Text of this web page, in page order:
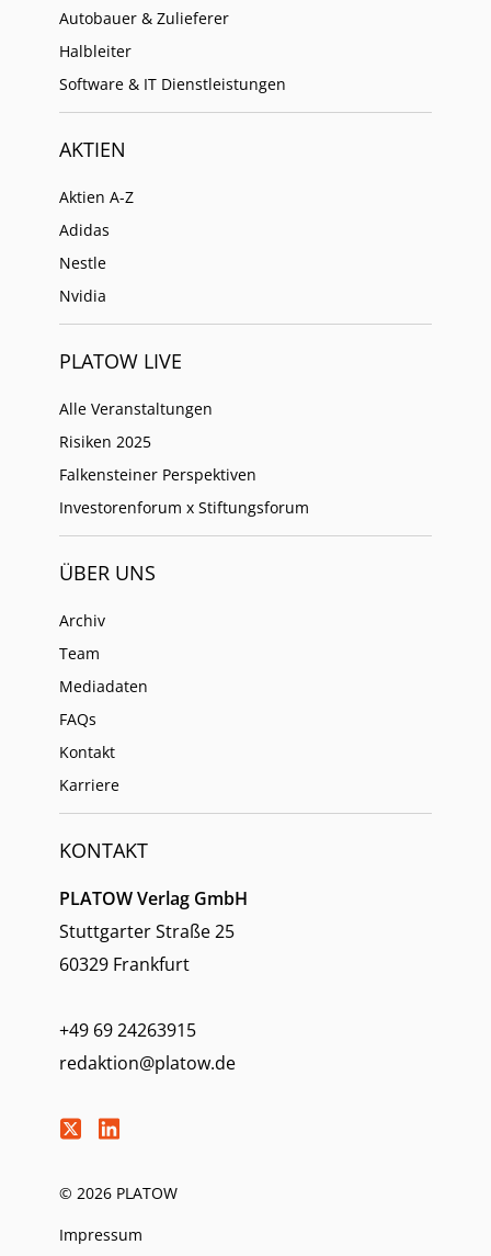
Autobauer & Zulieferer
Halbleiter
Software & IT Dienstleistungen
AKTIEN
Aktien A-Z
Adidas
Nestle
Nvidia
PLATOW LIVE
Alle Veranstaltungen
Risiken 2025
Falkensteiner Perspektiven
Investorenforum x Stiftungsforum
ÜBER UNS
Archiv
Team
Mediadaten
FAQs
Kontakt
Karriere
KONTAKT
PLATOW Verlag GmbH
Stuttgarter Straße 25
60329 Frankfurt
+49 69 24263915
redaktion@platow.de
© 2026 PLATOW
Impressum